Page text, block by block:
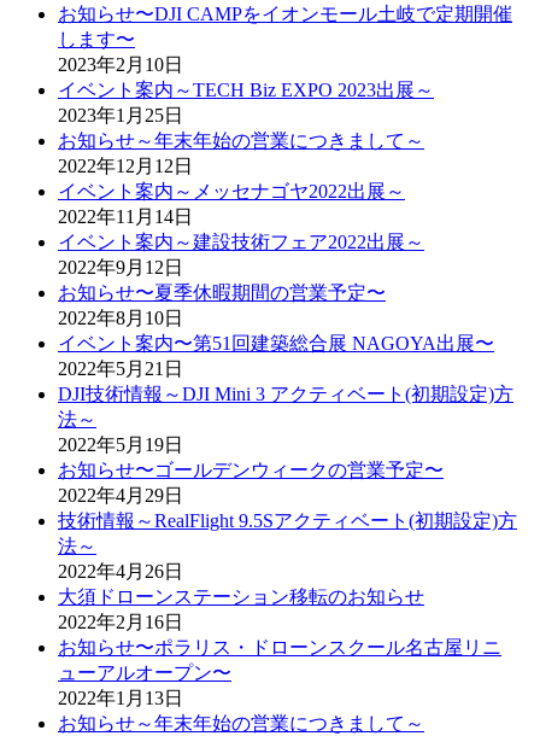
お知らせ〜DJI CAMPをイオンモール土岐で定期開催
します〜
2023年2月10日
イベント案内～TECH Biz EXPO 2023出展～
2023年1月25日
お知らせ～年末年始の営業につきまして～
2022年12月12日
イベント案内～メッセナゴヤ2022出展～
2022年11月14日
イベント案内～建設技術フェア2022出展～
2022年9月12日
お知らせ〜夏季休暇期間の営業予定〜
2022年8月10日
イベント案内〜第51回建築総合展 NAGOYA出展〜
2022年5月21日
DJI技術情報～DJI Mini 3 アクティベート(初期設定)方
法～
2022年5月19日
お知らせ〜ゴールデンウィークの営業予定〜
2022年4月29日
技術情報～RealFlight 9.5Sアクティベート(初期設定)方
法～
2022年4月26日
大須ドローンステーション移転のお知らせ
2022年2月16日
お知らせ〜ポラリス・ドローンスクール名古屋リニ
ューアルオープン〜
2022年1月13日
お知らせ～年末年始の営業につきまして～